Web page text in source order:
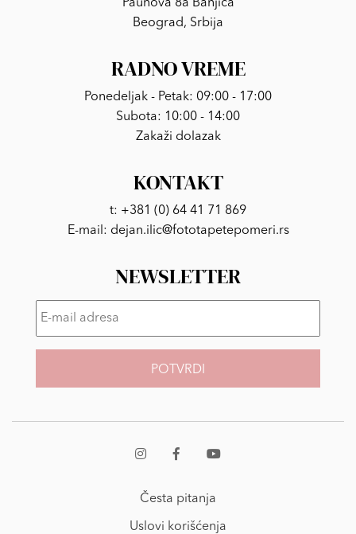
Paunova 8a Banjica
Beograd, Srbija
RADNO VREME
Ponedeljak - Petak: 09:00 - 17:00
Subota: 10:00 - 14:00
Zakaži dolazak
KONTAKT
t: +381 (0) 64 41 71 869
E-mail: dejan.ilic@fototapetepomeri.rs
NEWSLETTER
adresa *
Česta pitanja
Uslovi korišćenja